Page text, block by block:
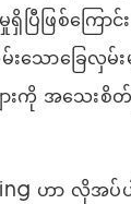
ဖြစ်ကြောင်
ာခြေလှမ်းမ
ားကို အသေးစိ
ဟာ လိုအပ်ပ